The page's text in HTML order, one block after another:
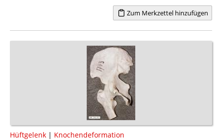
Zum Merkzettel hinzufügen
Hüftgelenk | Knochendeformation